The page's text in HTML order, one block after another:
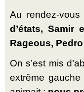
Au rendez-vous
d’états, Samir
Rageous,
On s’est mis
extrême